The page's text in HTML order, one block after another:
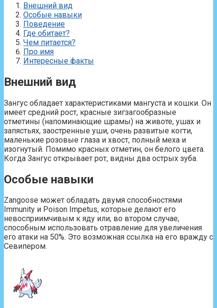
Внешний вид
Особые навыки
Поведение
Где обитает?
Чем питается?
Про имя
Интересные факты
Внешний вид
Зангус обладает характеристиками мангуста и кошки. Он
имеет средний рост, красные зигзагообразные
отметины (напоминающие шрамы) на животе, ушах и
запястьях, заостренные уши, очень развитые когти,
маленькие розовые глаза и хвост, полный меха и
изогнутый. Помимо красных отметин, он белого цвета.
Когда Зангус открывает рот, видны два острых зуба.
Особые навыки
Zangoose может обладать двумя способностями
Immunity и Poison Impetus, которые делают его
невосприимчивым к яду или, во втором случае,
способным использовать отравление для увеличения
его атаки на 50%. Это возможная ссылка на его вражду с
Севипером.